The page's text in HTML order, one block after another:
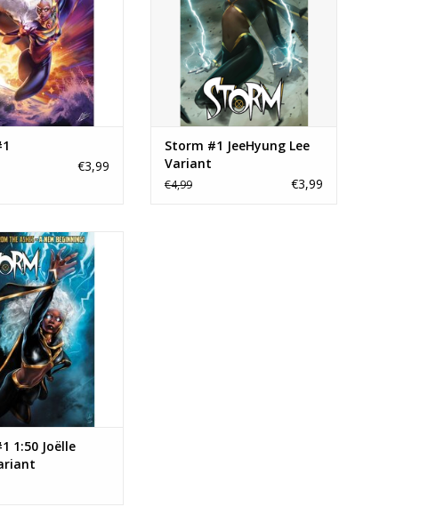
€3,99
Storm #1 JeeHyung Lee
Variant
€4,99 €3,99
Joëlle Jones Variant
AAN WINKELWAGEN
1:50 Joëlle